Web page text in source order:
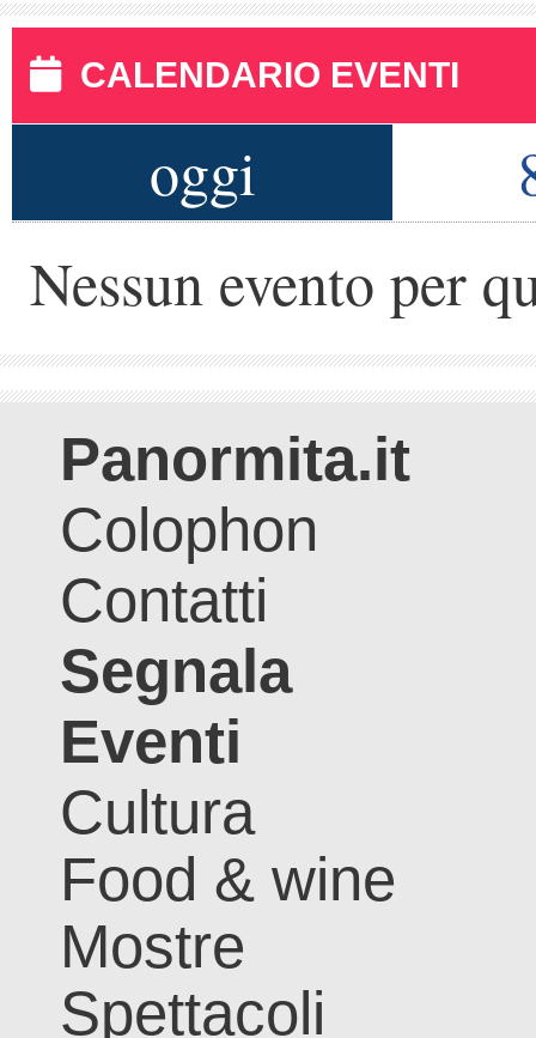
CALENDARIO EVENTI
oggi
Nessun evento per
Panormita.it
Colophon
Contatti
Segnala
Eventi
Cultura
Food & wine
Mostre
Spettacoli